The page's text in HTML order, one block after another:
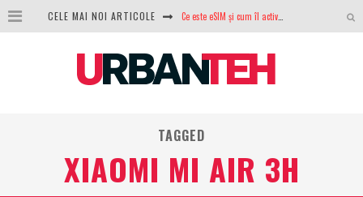
CELE MAI NOI ARTICOLE Ce este eSIM și cum îl activezi pe telefon? Ghid complet pentru Android și iPhone
Analiza producției fotovoltaice în România – cât produce un sistem solar pe timp de iarnă?
TAGGED
XIAOMI MI AIR 3H